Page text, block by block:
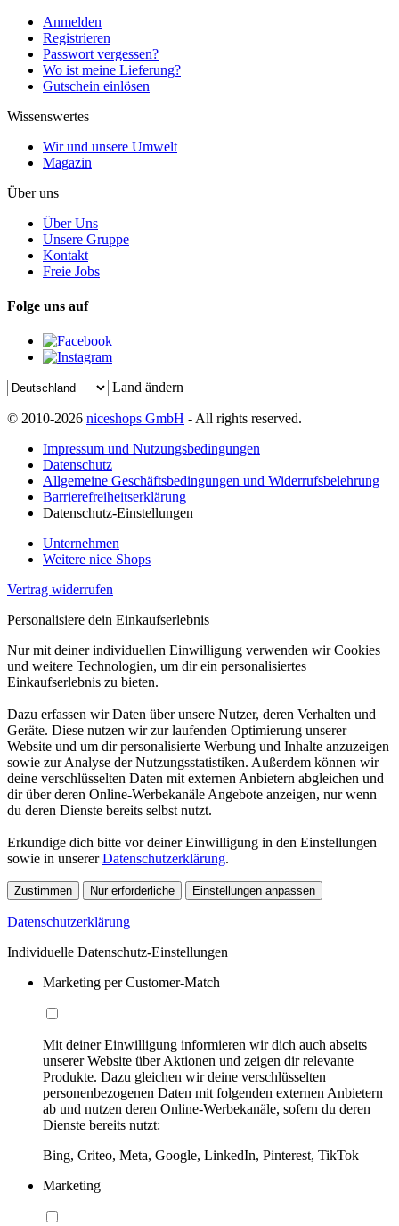
Anmelden
Registrieren
Passwort vergessen?
Wo ist meine Lieferung?
Gutschein einlösen
Wissenswertes
Wir und unsere Umwelt
Magazin
Über uns
Über Uns
Unsere Gruppe
Kontakt
Freie Jobs
Folge uns auf
Land ändern
© 2010-2026 niceshops GmbH - All rights reserved.
Impressum und Nutzungsbedingungen
Datenschutz
Allgemeine Geschäftsbedingungen und Widerrufsbelehrung
Barrierefreiheitserklärung
Datenschutz-Einstellungen
Unternehmen
Weitere nice Shops
Vertrag widerrufen
Personalisiere dein Einkaufserlebnis
Nur mit deiner individuellen Einwilligung verwenden wir Cookies
und weitere Technologien, um dir ein personalisiertes
Einkaufserlebnis zu bieten.
Dazu erfassen wir Daten über unsere Nutzer, deren Verhalten und
Geräte. Diese nutzen wir zur laufenden Optimierung unserer
Website und um dir personalisierte Werbung und Inhalte anzuzeigen
sowie zur Analyse der Nutzungsstatistiken. Außerdem können wir
deine verschlüsselten Daten mit externen Anbietern abgleichen und
dir über deren Online-Werbekanäle Angebote anzeigen, nur wenn
du deren Dienste bereits selbst nutzt.
Erkundige dich bitte vor deiner Einwilligung in den Einstellungen
sowie in unsererDatenschutzerklärung.
Zustimmen Nur erforderliche Einstellungen anpassen
Datenschutzerklärung
Individuelle Datenschutz-Einstellungen
Marketing per Customer-Match
Mit deiner Einwilligung informieren wir dich auch abseits
unserer Website über Aktionen und zeigen dir relevante
Produkte. Dazu gleichen wir deine verschlüsselten
personenbezogenen Daten mit folgenden externen Anbietern
ab und nutzen deren Online-Werbekanäle, sofern du deren
Dienste bereits nutzt:
Bing, Criteo, Meta, Google, LinkedIn, Pinterest, TikTok
Marketing